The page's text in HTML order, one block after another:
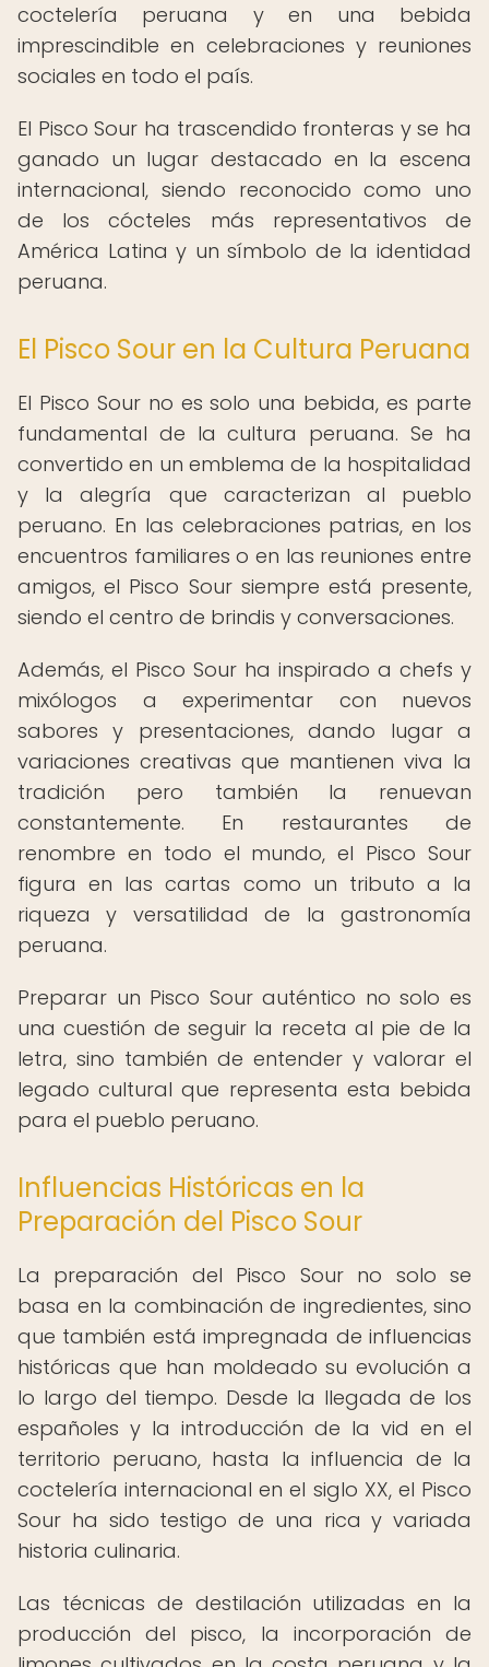
coctelería peruana y en una bebida
imprescindible en celebraciones y reuniones
sociales en todo el país.
El Pisco Sour ha trascendido fronteras y se ha
ganado un lugar destacado en la escena
internacional, siendo reconocido como uno
de los cócteles más representativos de
América Latina y un símbolo de la identidad
peruana.
El Pisco Sour en la Cultura Peruana
El Pisco Sour no es solo una bebida, es parte
fundamental de la cultura peruana. Se ha
convertido en un emblema de la hospitalidad
y la alegría que caracterizan al pueblo
peruano. En las celebraciones patrias, en los
encuentros familiares o en las reuniones entre
amigos, el Pisco Sour siempre está presente,
siendo el centro de brindis y conversaciones.
Además, el Pisco Sour ha inspirado a chefs y
mixólogos a experimentar con nuevos
sabores y presentaciones, dando lugar a
variaciones creativas que mantienen viva la
tradición pero también la renuevan
constantemente. En restaurantes de
renombre en todo el mundo, el Pisco Sour
figura en las cartas como un tributo a la
riqueza y versatilidad de la gastronomía
peruana.
Preparar un Pisco Sour auténtico no solo es
una cuestión de seguir la receta al pie de la
letra, sino también de entender y valorar el
legado cultural que representa esta bebida
para el pueblo peruano.
Influencias Históricas en la
Preparación del Pisco Sour
La preparación del Pisco Sour no solo se
basa en la combinación de ingredientes, sino
que también está impregnada de influencias
históricas que han moldeado su evolución a
lo largo del tiempo. Desde la llegada de los
españoles y la introducción de la vid en el
territorio peruano, hasta la influencia de la
coctelería internacional en el siglo XX, el Pisco
Sour ha sido testigo de una rica y variada
historia culinaria.
Las técnicas de destilación utilizadas en la
producción del pisco, la incorporación de